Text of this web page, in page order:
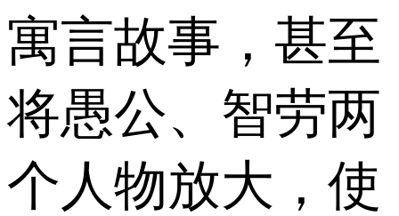
寓言故事，甚至
将愚公、智劳两
个人物放大，使